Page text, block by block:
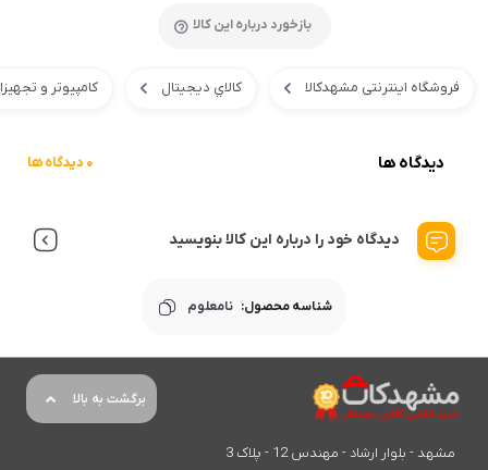
بازخورد درباره این کالا
فروشگاه اینترنتی مشهدکالا کالاي ديجيتال کامپیوتر و
دیدگاه ها 0 دیدگاه ها
دیدگاه خود را درباره این کالا بنویسید
شناسه محصول: نامعلوم
برگشت به بالا
مشهد - بلوار ارشاد - مهندس 12 - پلاک 3